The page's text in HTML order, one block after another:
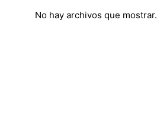
No hay archivos que mostrar.